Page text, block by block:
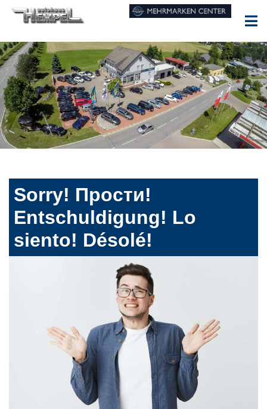
Sorry! Прости!
Entschuldigung! Lo
siento! Désolé!